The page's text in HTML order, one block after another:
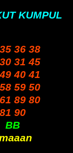
KUMPUL
36 38
31 45
40 41
59 50
89 80
81 90
BB